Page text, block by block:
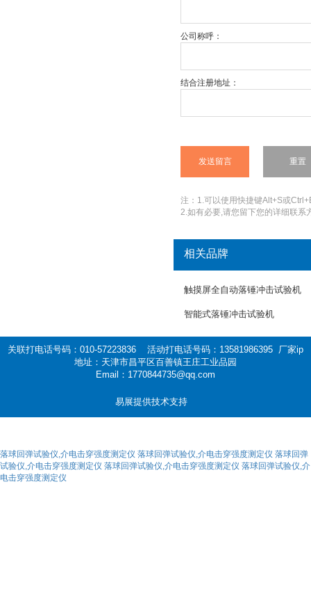
公司称呼：
结合注册地址：
注：1.可以使用快捷键Alt+S或
2.如有必要,请您留下您的详细联系
相关品牌
触摸屏全自动落锤冲击试验机
智能式落锤冲击试验机
关联打电话号码：010-57223836 活动打电话号码：13581986395 厂家ip
地址：天津市昌平区百善镇王庄工业品园
Email：1770844735@qq.com
易展提供技术支持
落球回弹试验仪,介电击穿强度测定仪 落球回弹试验仪,介电击穿强度测定仪 落球回弹
试验仪,介电击穿强度测定仪 落球回弹试验仪,介电击穿强度测定仪 落球回弹试验仪,介
电击穿强度测定仪